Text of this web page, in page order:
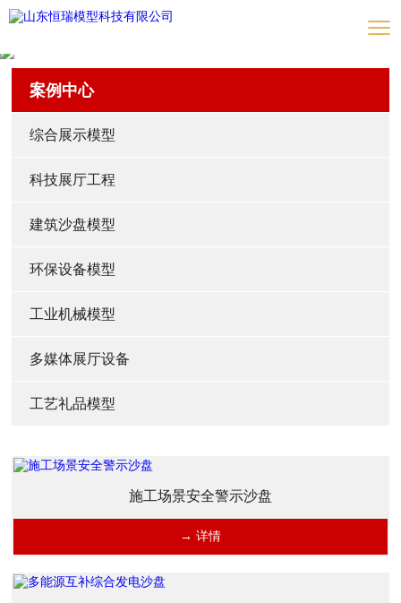
案例中心
综合展示模型
科技展厅工程
建筑沙盘模型
环保设备模型
工业机械模型
多媒体展厅设备
工艺礼品模型
施工场景安全警示沙盘
→ 详情